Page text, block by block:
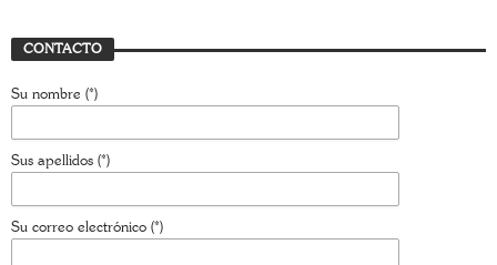
CONTACTO
Su nombre (*)
Sus apellidos (*)
Su correo electrónico (*)